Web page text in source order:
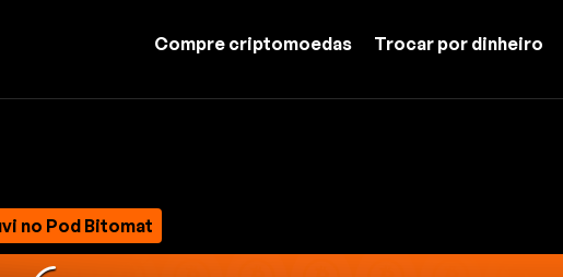
Compre criptomoedas Trocar por dinheiro
no Pod Bitomat